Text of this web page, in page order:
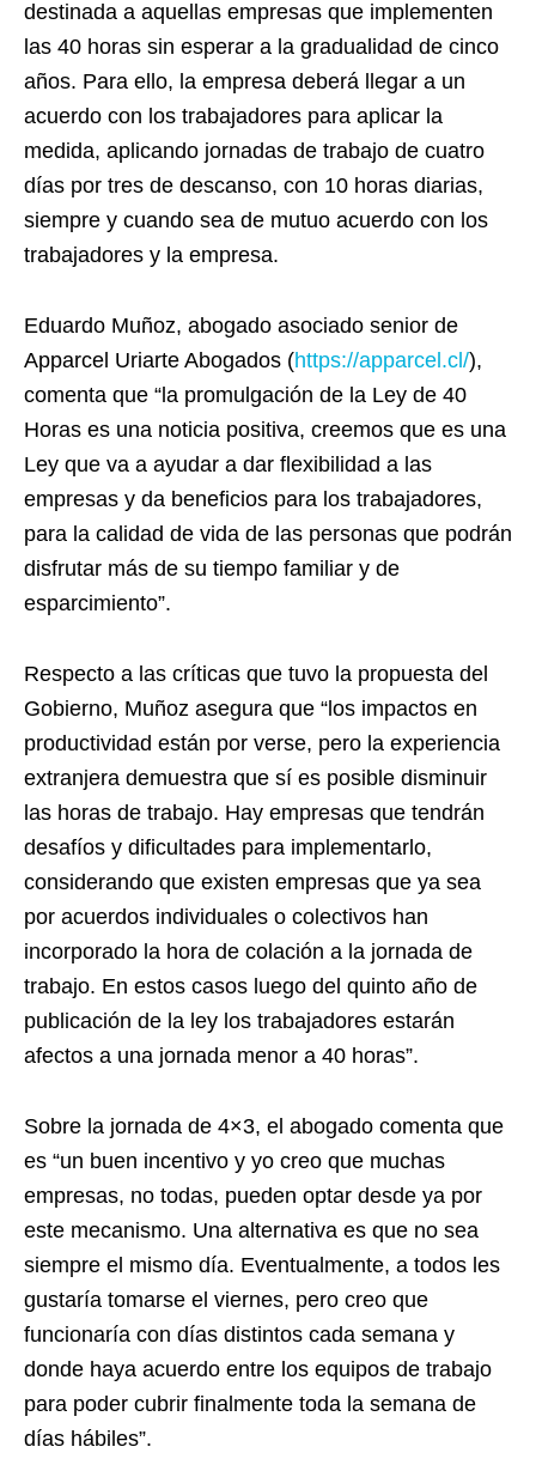
destinada a aquellas empresas que implementen
las 40 horas sin esperar a la gradualidad de cinco
años. Para ello, la empresa deberá llegar a un
acuerdo con los trabajadores para aplicar la
medida, aplicando jornadas de trabajo de cuatro
días por tres de descanso, con 10 horas diarias,
siempre y cuando sea de mutuo acuerdo con los
trabajadores y la empresa.
Eduardo Muñoz, abogado asociado senior de
Apparcel Uriarte Abogados (https://apparcel.cl/),
comenta que “la promulgación de la Ley de 40
Horas es una noticia positiva, creemos que es una
Ley que va a ayudar a dar flexibilidad a las
empresas y da beneficios para los trabajadores,
para la calidad de vida de las personas que podrán
disfrutar más de su tiempo familiar y de
esparcimiento”.
Respecto a las críticas que tuvo la propuesta del
Gobierno, Muñoz asegura que “los impactos en
productividad están por verse, pero la experiencia
extranjera demuestra que sí es posible disminuir
las horas de trabajo. Hay empresas que tendrán
desafíos y dificultades para implementarlo,
considerando que existen empresas que ya sea
por acuerdos individuales o colectivos han
incorporado la hora de colación a la jornada de
trabajo. En estos casos luego del quinto año de
publicación de la ley los trabajadores estarán
afectos a una jornada menor a 40 horas”.
Sobre la jornada de 4×3, el abogado comenta que
es “un buen incentivo y yo creo que muchas
empresas, no todas, pueden optar desde ya por
este mecanismo. Una alternativa es que no sea
siempre el mismo día. Eventualmente, a todos les
gustaría tomarse el viernes, pero creo que
funcionaría con días distintos cada semana y
donde haya acuerdo entre los equipos de trabajo
para poder cubrir finalmente toda la semana de
días hábiles”.